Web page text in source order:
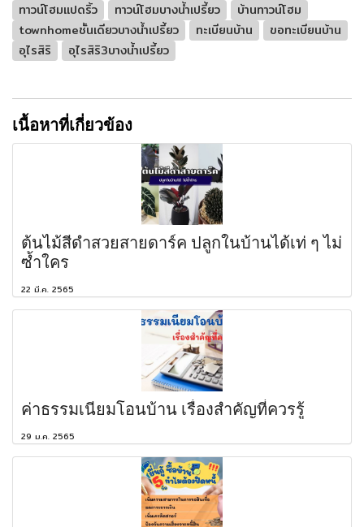
ทาวน์โฮมแปดริ้ว
ทาวน์โฮมบางน้ำเปรี้ยว
บ้านทาวน์โฮม
townhomeชั้นเดียวบางน้ำเปรี้ยว
ทะเบียนบ้าน
ขอทะเบียนบ้าน
อุไรสิริ
อุไรสิริ3บางน้ำเปรี้ยว
เนื้อหาที่เกี่ยวข้อง
ต้นไม้สีดำสวยสายดาร์ค ปลูกในบ้านได้เท่ ๆ ไม่
ซ้ำใคร
22 มี.ค. 2565
ค่าธรรมเนียมโอนบ้าน เรื่องสำคัญที่ควรรู้
29 ม.ค. 2565